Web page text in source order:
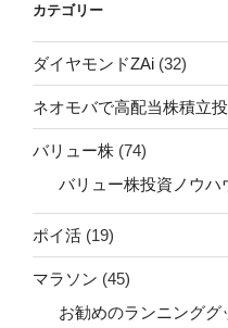
カテゴリー
ダイヤモンドZAi (32)
ネオモバで高配当株積立
バリュー株 (74)
バリュー株投資ノウハ
ポイ活 (19)
マラソン (45)
お勧めのランニンググ